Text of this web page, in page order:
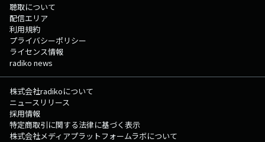
聴取について
配信エリア
利用規約
プライバシーポリシー
ライセンス情報
radiko news
株式会社radikoについて
ニュースリリース
採用情報
特定商取引に関する法律に基づく表示
株式会社メディアプラットフォームラボについて